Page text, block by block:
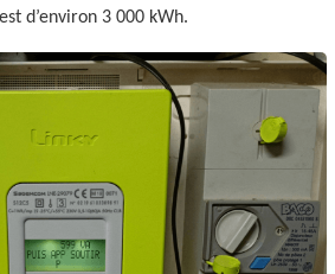
d’environ 3 000 kWh.